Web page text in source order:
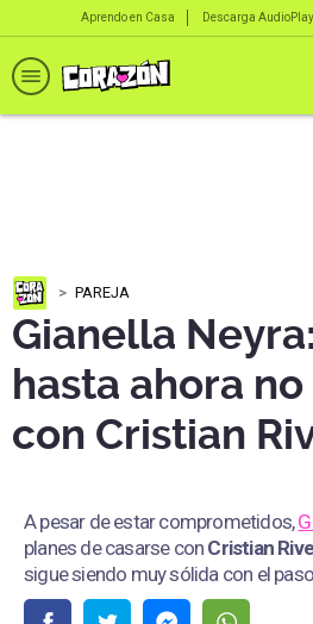
Aprendo en Casa Descarga
PAREJA
Gianella
hasta ahora
con Cristian
A pesar de estar comprometidos,
planes de casarse con Cristian
sigue siendo muy sólida con el